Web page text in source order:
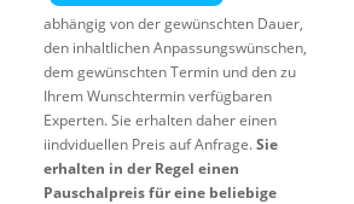
abhängig von der gewünschten Dauer,
den inhaltlichen Anpassungswünschen,
dem gewünschten Termin und den zu
Ihrem Wunschtermin verfügbaren
Experten. Sie erhalten daher einen
iindviduellen Preis auf Anfrage.Sie
erhalten in der Regel einen
Pauschalpreis für eine beliebige